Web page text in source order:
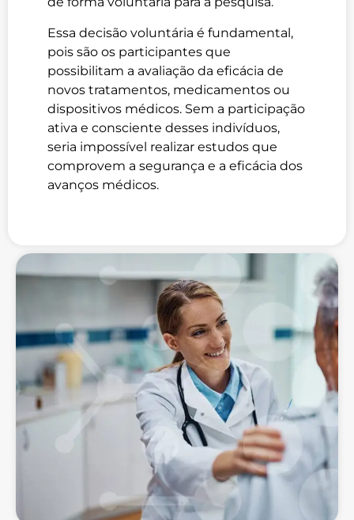
Essa decisão voluntária é fundamental,
pois são os participantes que
possibilitam a avaliação da eficácia de
novos tratamentos, medicamentos ou
dispositivos médicos. Sem a participação
ativa e consciente desses indivíduos,
seria impossível realizar estudos que
comprovem a segurança e a eficácia dos
avanços médicos.